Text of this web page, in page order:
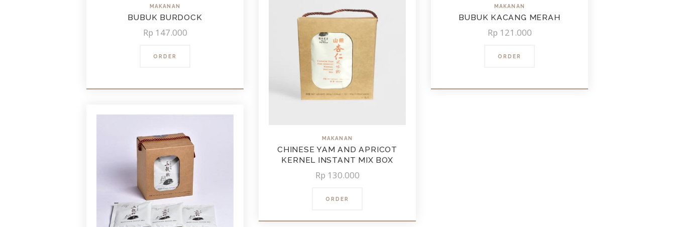
MAKANAN
BUBUK BURDOCK
Rp 147.000
ORDER
MAKANAN
BUBUK KACANG MERAH
Rp 121.000
ORDER
MAKANAN
CHINESE YAM AND APRICOT
KERNEL INSTANT MIX BOX
Rp 130.000
ORDER